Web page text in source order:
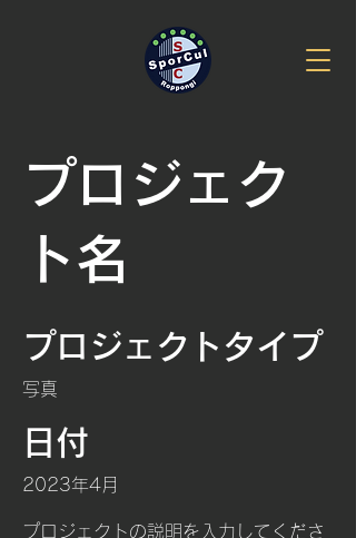
プロジェク
ト名
プロジェクトタイプ
写真
日付
2023年4月
プロジェクトの説明を入力してくださ